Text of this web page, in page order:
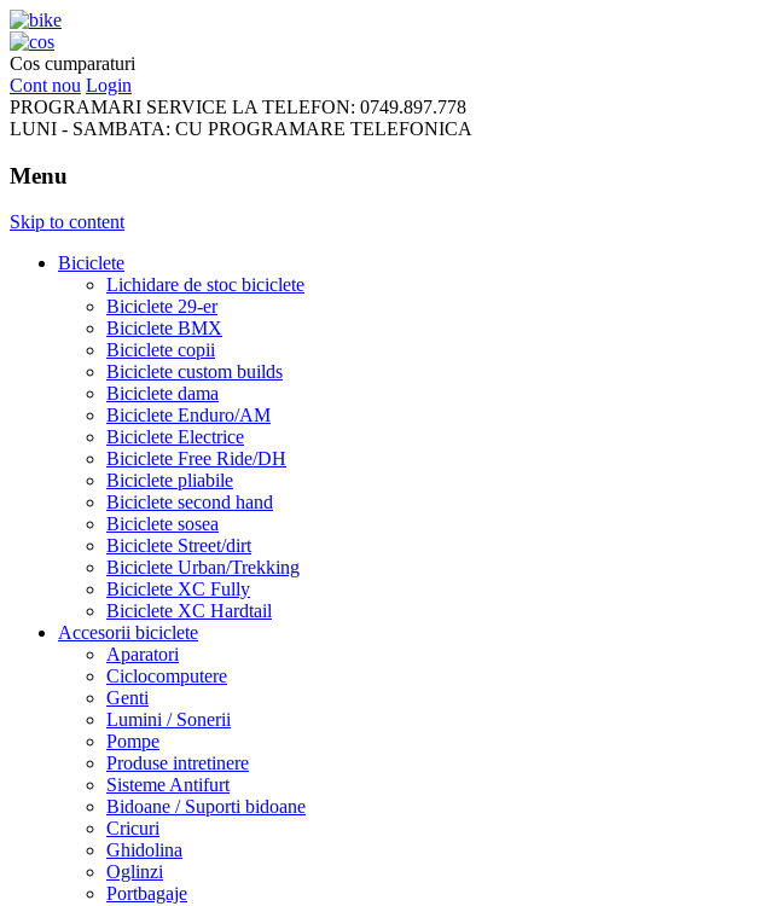
FreeRideBikes
Cos cumparaturi
Cont nou Login
PROGRAMARI SERVICE LA TELEFON: 0749.897.778
LUNI - SAMBATA: CU PROGRAMARE TELEFONICA
Menu
Skip to content
Biciclete
Lichidare de stoc biciclete
Biciclete 29-er
Biciclete BMX
Biciclete copii
Biciclete custom builds
Biciclete dama
Biciclete Enduro/AM
Biciclete Electrice
Biciclete Free Ride/DH
Biciclete pliabile
Biciclete second hand
Biciclete sosea
Biciclete Street/dirt
Biciclete Urban/Trekking
Biciclete XC Fully
Biciclete XC Hardtail
Accesorii biciclete
Aparatori
Ciclocomputere
Genti
Lumini / Sonerii
Pompe
Produse intretinere
Sisteme Antifurt
Bidoane / Suporti bidoane
Cricuri
Ghidolina
Oglinzi
Portbagaje